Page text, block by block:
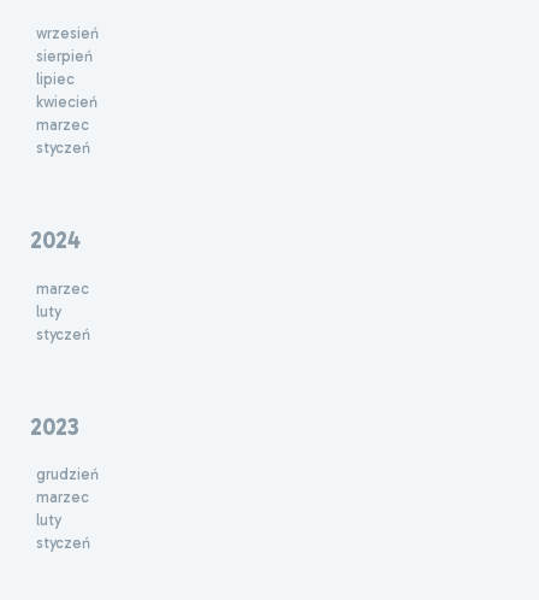
wrzesień
sierpień
lipiec
kwiecień
marzec
styczeń
2024
marzec
luty
styczeń
2023
grudzień
marzec
luty
styczeń